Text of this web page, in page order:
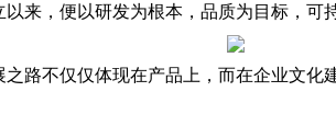
来，便以研发为根本，品质为目标，可
路不仅仅体现在产品上，而在企业文